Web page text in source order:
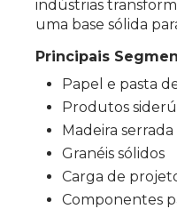
indústrias
uma base sólida
Principais
Papel e pasta
Produtos
Madeira serrada
Granéis sólidos
Carga de
Componentes